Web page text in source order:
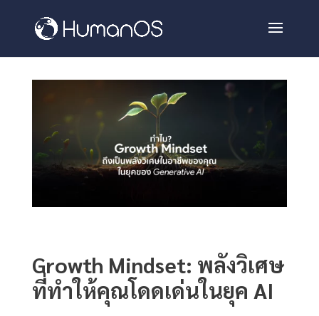
Growth Mindset: พลังวิเศษ
ที่ทำให้คุณโดดเด่นในยุค AI